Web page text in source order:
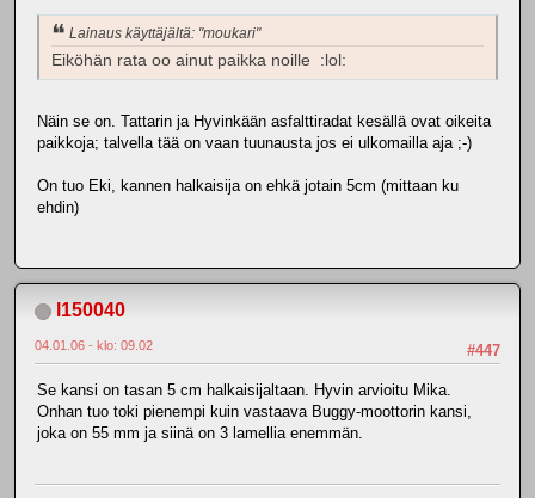
Lainaus käyttäjältä: "moukari"
Eiköhän rata oo ainut paikka noille :lol:
Näin se on. Tattarin ja Hyvinkään asfalttiradat kesällä ovat oikeita
paikkoja; talvella tää on vaan tuunausta jos ei ulkomailla aja ;-)
On tuo Eki, kannen halkaisija on ehkä jotain 5cm (mittaan ku
ehdin)
l150040
#447
04.01.06 - klo: 09.02
Se kansi on tasan 5 cm halkaisijaltaan. Hyvin arvioitu Mika.
Onhan tuo toki pienempi kuin vastaava Buggy-moottorin kansi,
joka on 55 mm ja siinä on 3 lamellia enemmän.